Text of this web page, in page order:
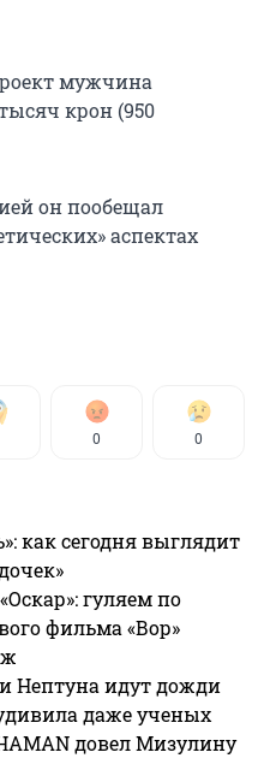
мужчина
крон (950
он пообещал
аспектах
0 0
как сегодня выглядит
гуляем по
фильма «Вор»
Нептуна идут дожди
даже ученых
довел Мизулину